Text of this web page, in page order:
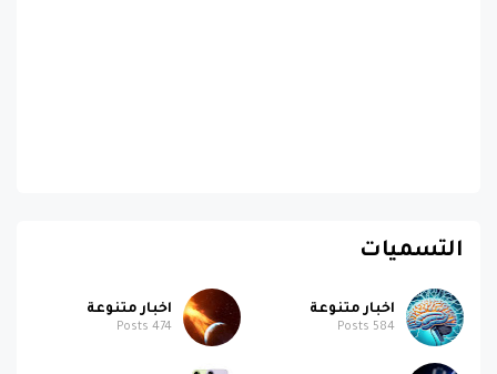
التسميات
اخبار متنوعة
584
اخبار متنوعة
474